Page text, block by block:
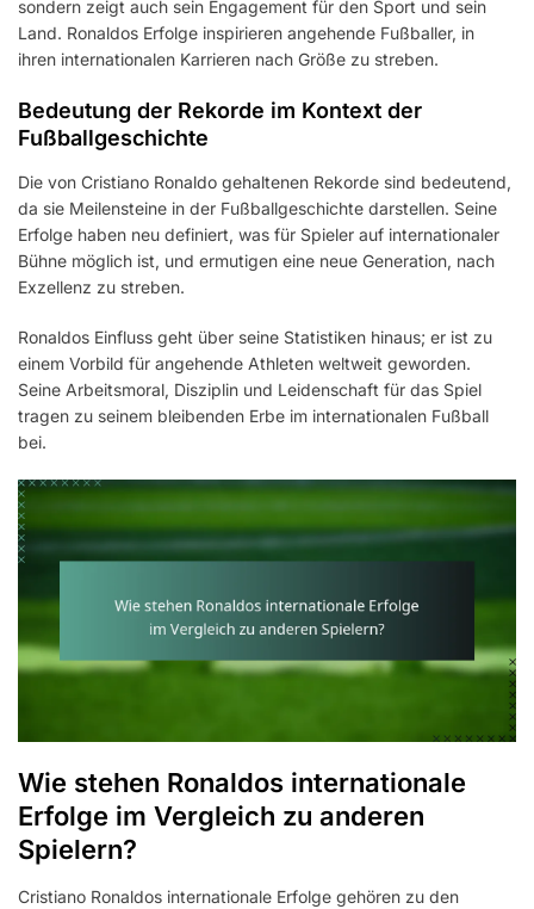
sondern zeigt auch sein Engagement für den Sport und sein
Land. Ronaldos Erfolge inspirieren angehende Fußballer, in
ihren internationalen Karrieren nach Größe zu streben.
Bedeutung der Rekorde im Kontext der
Fußballgeschichte
Die von Cristiano Ronaldo gehaltenen Rekorde sind bedeutend,
da sie Meilensteine in der Fußballgeschichte darstellen. Seine
Erfolge haben neu definiert, was für Spieler auf internationaler
Bühne möglich ist, und ermutigen eine neue Generation, nach
Exzellenz zu streben.
Ronaldos Einfluss geht über seine Statistiken hinaus; er ist zu
einem Vorbild für angehende Athleten weltweit geworden.
Seine Arbeitsmoral, Disziplin und Leidenschaft für das Spiel
tragen zu seinem bleibenden Erbe im internationalen Fußball
bei.
Wie stehen Ronaldos internationale
Erfolge im Vergleich zu anderen
Spielern?
Cristiano Ronaldos internationale Erfolge gehören zu den